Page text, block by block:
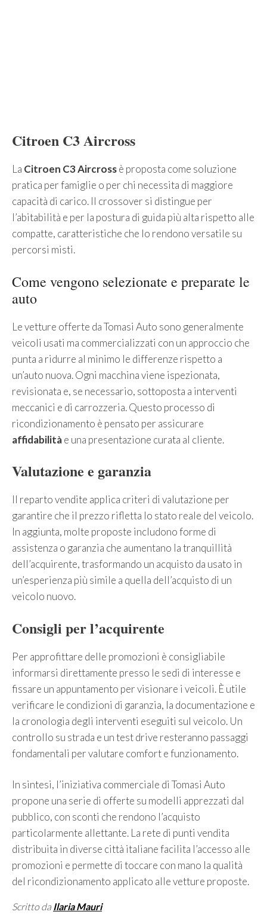
Citroen C3 Aircross
La Citroen C3 Aircrossè proposta come soluzione
pratica per famiglie o per chi necessita di maggiore
capacità di carico. Il crossover si distingue per
l’abitabilità e per la postura di guida più alta rispetto alle
compatte, caratteristiche che lo rendono versatile su
percorsi misti.
Come vengono selezionate e preparate le
auto
Le vetture offerte da Tomasi Auto sono generalmente
veicoli usati ma commercializzati con un approccio che
punta a ridurre al minimo le differenze rispetto a
un’auto nuova. Ogni macchina viene ispezionata,
revisionata e, se necessario, sottoposta a interventi
meccanici e di carrozzeria. Questo processo di
ricondizionamento è pensato per assicurare
affidabilitàe una presentazione curata al cliente.
Valutazione e garanzia
Il reparto vendite applica criteri di valutazione per
garantire che il prezzo rifletta lo stato reale del veicolo.
In aggiunta, molte proposte includono forme di
assistenza o garanzia che aumentano la tranquillità
dell’acquirente, trasformando un acquisto da usato in
un’esperienza più simile a quella dell’acquisto di un
veicolo nuovo.
Consigli per l’acquirente
Per approfittare delle promozioni è consigliabile
informarsi direttamente presso le sedi di interesse e
fissare un appuntamento per visionare i veicoli. È utile
verificare le condizioni di garanzia, la documentazione e
la cronologia degli interventi eseguiti sul veicolo. Un
controllo su strada e un test drive resteranno passaggi
fondamentali per valutare comfort e funzionamento.
In sintesi, l’iniziativa commerciale di Tomasi Auto
propone una serie di offerte su modelli apprezzati dal
pubblico, con sconti che rendono l’acquisto
particolarmente allettante. La rete di punti vendita
distribuita in diverse città italiane facilita l’accesso alle
promozioni e permette di toccare con mano la qualità
del ricondizionamento applicato alle vetture proposte.
Scritto da Ilaria Mauri